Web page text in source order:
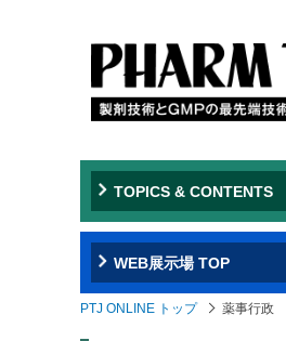
TOPICS & CONTENTS
WEB展示場 TOP
PTJ ONLINE トップ 薬事行政